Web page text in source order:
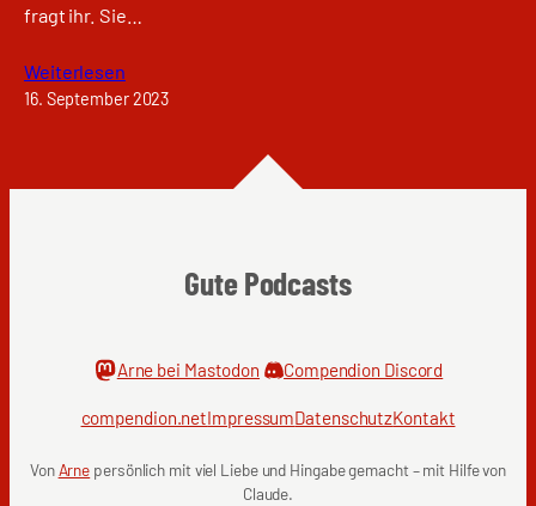
fragt ihr. Sie…
Weiterlesen
16. September 2023
Gute Podcasts
Arne bei Mastodon Compendion Discord
compendion.netImpressumDatenschutzKontakt
VonArne persönlich mit viel Liebe und Hingabe gemacht – mit Hilfe von
Claude.